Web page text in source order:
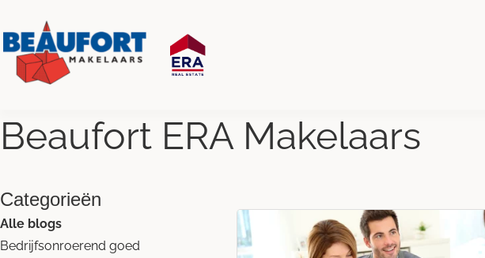
Beaufort ERA Makelaars
Categorieën
Alle blogs
Bedrijfsonroerend goed